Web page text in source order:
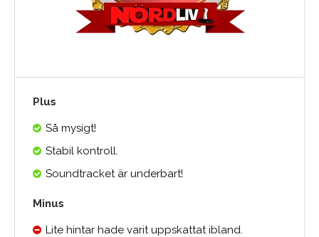
Plus
Så mysigt!
Stabil kontroll.
Soundtracket är underbart!
Minus
Lite hintar hade varit uppskattat ibland.